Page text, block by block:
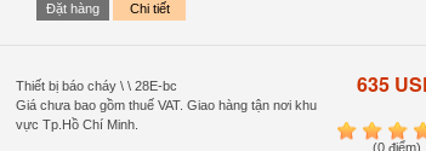
Đặt hàng Chi tiết
Thiết bị báo cháy \ \ 28E-bc
Giá chưa bao gồm thuế VAT. Giao hàng tận nơi khu
vực Tp.Hồ Chí Minh.
635
1 2 3 4
(0 điểm)